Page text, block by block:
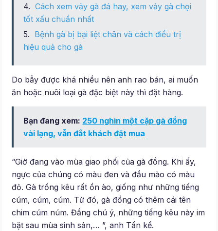
Cách xem vảy gà đá hay, xem vảy gà chọi
tốt xấu chuẩn nhất
Bệnh gà bị bại liệt chân và cách điều trị
hiệu quả cho gà
Do bẫy được khá nhiều nên anh rao bán, ai muốn
ăn hoặc nuôi loại gà đặc biệt này thì đặt hàng.
Bạn đang xem: 250 nghìn một cặp gà đồng
vài lạng, vẫn đắt khách đặt mua
“Giờ đang vào mùa giao phối của gà đồng. Khi ấy,
ngực của chúng có màu đen và đầu mào có màu
đỏ. Gà trống kêu rất ồn ào, giống như những tiếng
cúm, cúm, cúm. Từ đó, gà đồng có thêm cái tên
chim cúm núm. Đắng chú ý, những tiếng kêu này im
bặt sau mùa sinh sản,… ”, anh Tấn kể.